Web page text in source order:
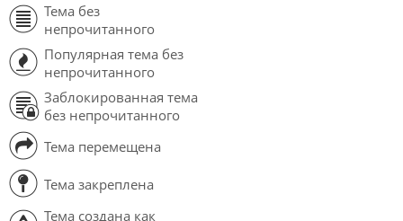
Тема без
непрочитанного
Популярная тема без
непрочитанного
Заблокированная тема
без непрочитанного
Тема перемещена
Тема закреплена
Тема создана как